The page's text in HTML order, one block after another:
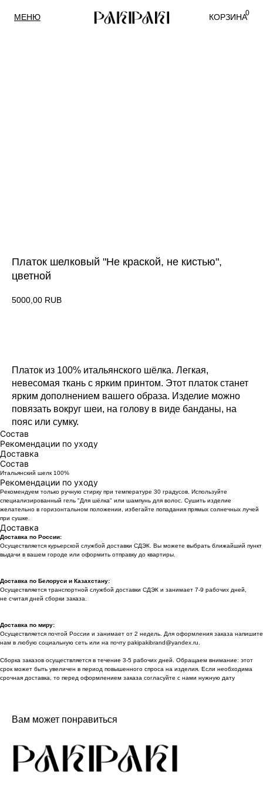
0
КОРЗИНА
МЕНЮ
Платок шелковый "Не краской, не кистью",
цветной
5000,00 RUB
Платок из 100% итальянского шёлка. Легкая,
невесомая ткань с ярким принтом. Этот платок станет
ярким дополнением вашего образа. Изделие можно
повязать вокруг шеи, на голову в виде банданы, на
пояс или сумку.
Состав
Рекомендации по уходу
Доставка
Состав
Итальянский шелк 100%
Рекомендации по уходу
Рекомендуем только ручную стирку при температуре 30 градусов. Используйте
специализированный гель "Для шёлка" или шампунь для волос. Сушить изделие
желательно в горизонтальном положении, избегайте попадания прямых солнечных лучей
при сушке.
Доставка
Доставка по России:
Осуществляется курьерской службой доставки СДЭК. Вы можете выбрать ближайший пункт
выдачи в вашем городе или оформить отправку до квартиры.
Доставка по Белоруси и Казахстану:
Осуществляется транспортной службой доставки СДЭК и занимает 7-9 рабочих дней,
не считая дней сборки заказа.
Доставка по миру:
Осуществляется почтой России и занимает от 2 недель. Для оформления заказа напишите
нам в любую социальную сеть или на почту pakipakibrand@yandex.ru.
Сборка заказов осуществляется в течение 3-5 рабочих дней. Обращаем внимание: этот
срок может быть увеличен в период повышенного спроса на изделия. Если необходима
срочная доставка, то перед оформлением заказа согласуйте с нами нужную дату
Вам может понравиться